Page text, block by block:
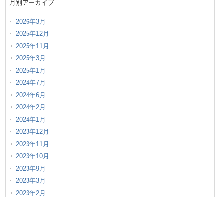
月別アーカイブ
2026年3月
2025年12月
2025年11月
2025年3月
2025年1月
2024年7月
2024年6月
2024年2月
2024年1月
2023年12月
2023年11月
2023年10月
2023年9月
2023年3月
2023年2月